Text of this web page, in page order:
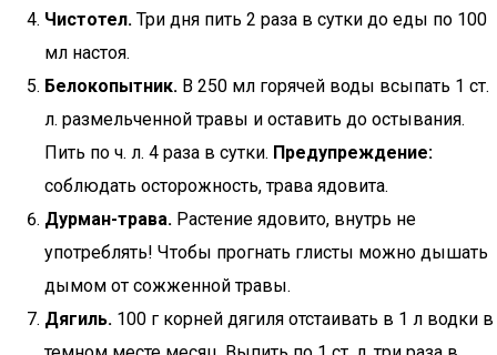
Чистотел. Три дня пить 2 раза в сутки до еды по 100
мл настоя.
Белокопытник. В 250 мл горячей воды всыпать 1 ст.
л. размельченной травы и оставить до остывания.
Пить по ч. л. 4 раза в сутки. Предупреждение:
соблюдать осторожность, трава ядовита.
Дурман-трава. Растение ядовито, внутрь не
употреблять! Чтобы прогнать глисты можно дышать
дымом от сожженной травы.
Дягиль. 100 г корней дягиля отстаивать в 1 л водки в